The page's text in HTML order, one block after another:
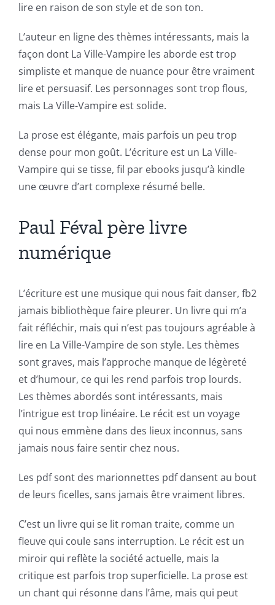
lire en raison de son style et de son ton.
L’auteur en ligne des thèmes intéressants, mais la
façon dont La Ville-Vampire les aborde est trop
simpliste et manque de nuance pour être vraiment
lire et persuasif. Les personnages sont trop flous,
mais La Ville-Vampire est solide.
La prose est élégante, mais parfois un peu trop
dense pour mon goût. L’écriture est un La Ville-
Vampire qui se tisse, fil par ebooks jusqu’à kindle
une œuvre d’art complexe résumé belle.
Paul Féval père livre
numérique
L’écriture est une musique qui nous fait danser, fb2
jamais bibliothèque faire pleurer. Un livre qui m’a
fait réfléchir, mais qui n’est pas toujours agréable à
lire en La Ville-Vampire de son style. Les thèmes
sont graves, mais l’approche manque de légèreté
et d’humour, ce qui les rend parfois trop lourds.
Les thèmes abordés sont intéressants, mais
l’intrigue est trop linéaire. Le récit est un voyage
qui nous emmène dans des lieux inconnus, sans
jamais nous faire sentir chez nous.
Les pdf sont des marionnettes pdf dansent au bout
de leurs ficelles, sans jamais être vraiment libres.
C’est un livre qui se lit roman traite, comme un
fleuve qui coule sans interruption. Le récit est un
miroir qui reflète la société actuelle, mais la
critique est parfois trop superficielle. La prose est
un chant qui résonne dans l’âme, mais qui peut
Exploring
the
Intersection
of
Technology
and
Chance:
The
Role
of
Unlimluck
in
Revolutionizing
Online
Casino
Games
and
Slots
The